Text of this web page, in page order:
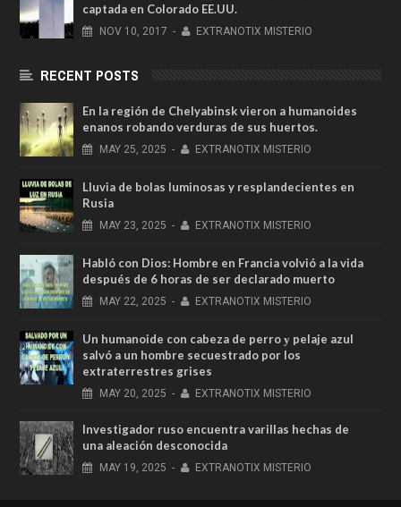
captada en Colorado EE.UU.
NOV 10, 2017 - EXTRANOTIX MISTERIO
RECENT POSTS
En la región de Chelyabinsk vieron a humanoides
enanos robando verduras de sus huertos.
MAY 25, 2025 - EXTRANOTIX MISTERIO
Lluvia de bolas luminosas y resplandecientes en
Rusia
MAY 23, 2025 - EXTRANOTIX MISTERIO
Habló con Dios: Hombre en Francia volvió a la vida
después de 6 horas de ser declarado muerto
MAY 22, 2025 - EXTRANOTIX MISTERIO
Un humanoide con cabeza de perro у pelaje azul
salvó a un hombre secuestrado por los
extraterrestres grises
MAY 20, 2025 - EXTRANOTIX MISTERIO
Investigador ruso encuentra varillas hechas de
una aleación desconocida
MAY 19, 2025 - EXTRANOTIX MISTERIO